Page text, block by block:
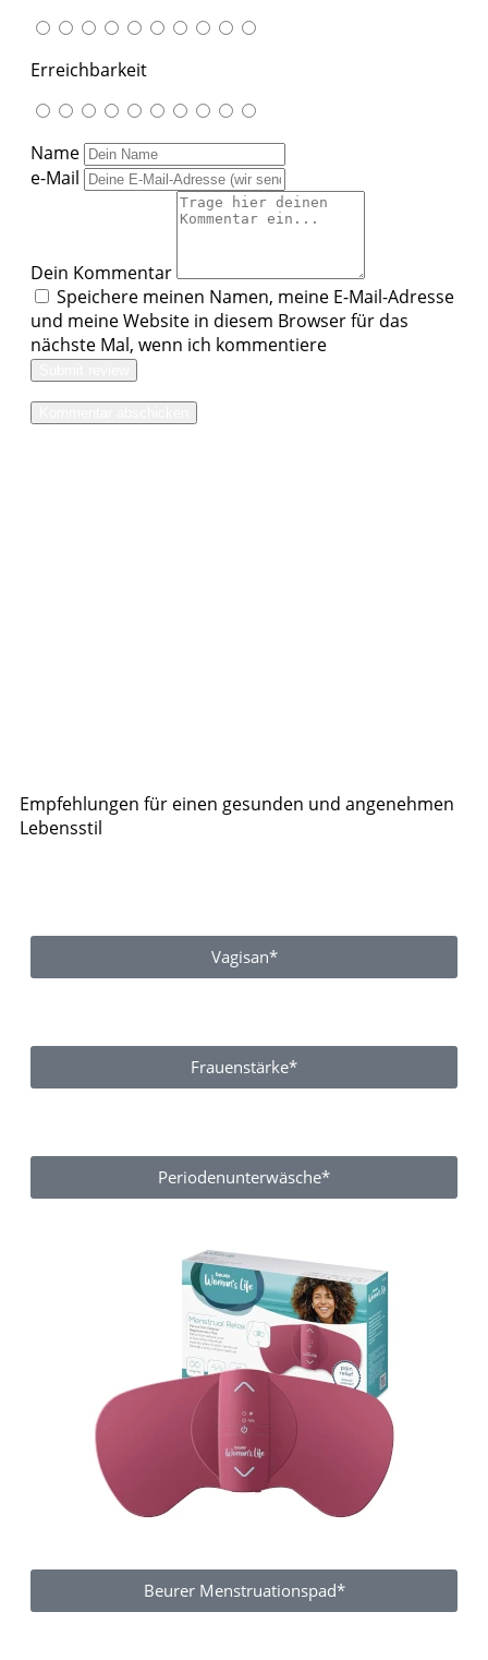
Erreichbarkeit
Name
e-Mail
Dein Kommentar
Speichere meinen Namen, meine E-Mail-Adresse
und meine Website in diesem Browser für das
nächste Mal, wenn ich kommentiere
Empfehlungen für einen gesunden und angenehmen
Lebensstil
Vagisan*
Frauenstärke*
Periodenunterwäsche*
Beurer Menstruationspad*